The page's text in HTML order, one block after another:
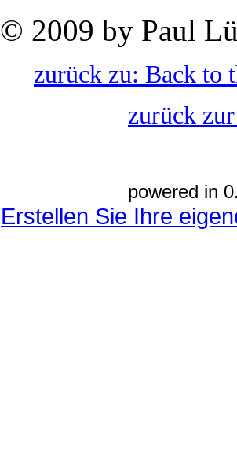
© 2009 by Paul
zurück zu: Back to
zurück
powered in
Erstellen Sie Ihre